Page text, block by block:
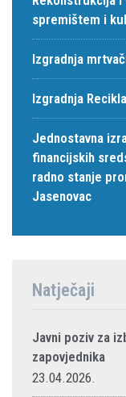
spremištem i
Izgradnja
Izgradnja
Jednostavna
financijskih
radno stanje
Jasenovac
Natječaji
Javni poziv za
zapovjednika
23.04.2026.